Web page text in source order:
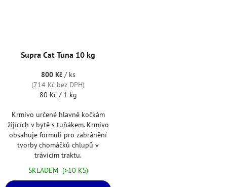
Supra Cat Tuna 10 kg
800 Kč / ks
(714 Kč bez DPH)
Měrná
80 Kč / 1 kg
Krmivo určené hlavně kočkám
žijících v bytě s tuňákem. Krmivo
obsahuje formuli pro zabránění
tvorby chomáčků chlupů v
trávícím traktu.
SKLADEM (>10 KS)